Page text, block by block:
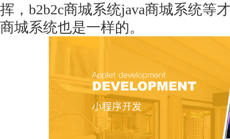
挥， b2b2c商城系统java商城系统等
商城系统也是一样的。
获得产品报价方案